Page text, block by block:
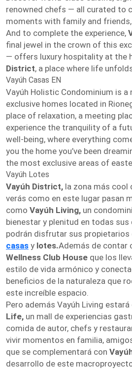
renowned chefs — all curated to
moments with family and friends,
And to complete the experience,
final jewel in the crown of this
— offers luxury hospitality at the
District, a place where life
Vayúh Casas EN
Vayúh Holistic Condominium is
exclusive homes located in
place of relaxation, a meeting
experience the tranquility of a
well-being, where everything
you the home you’ve been
the most exclusive areas of
Vayúh Lotes
Vayúh District, la zona más cool
verás como en este lugar pasan
como Vayúh Living, un
bienestar y plenitud en todas
podrán disfrutar sus propietarios
casas y lotes.Además de contar
Wellness Club House que los
estilo de vida armónico y
beneficios de la naturaleza que
este increíble espacio.
Pero además Vayúh Living
Life, un mall de experiencias
comida de autor, chefs y
vivir momentos en familia,
que se complementará con
desarrollo de este